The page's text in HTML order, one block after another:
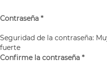
Contraseña *
Seguridad de la contraseña:
fuerte
Confirme la contraseña *